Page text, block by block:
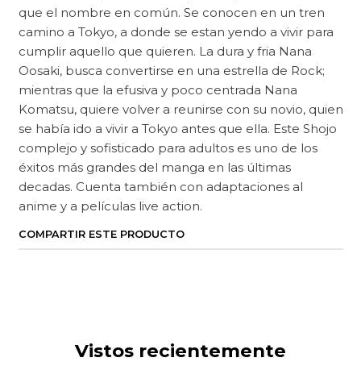
que el nombre en común. Se conocen en un tren
camino a Tokyo, a donde se estan yendo a vivir para
cumplir aquello que quieren. La dura y fria Nana
Oosaki, busca convertirse en una estrella de Rock;
mientras que la efusiva y poco centrada Nana
Komatsu, quiere volver a reunirse con su novio, quien
se había ido a vivir a Tokyo antes que ella. Este Shojo
complejo y sofisticado para adultos es uno de los
éxitos más grandes del manga en las últimas
decadas. Cuenta también con adaptaciones al
anime y a películas live action.
COMPARTIR ESTE PRODUCTO
Vistos recientemente